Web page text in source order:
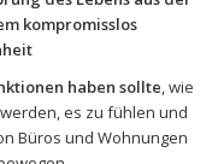
kompromisslos
haben sollte, wie
es zu fühlen und
Büros und Wohnungen